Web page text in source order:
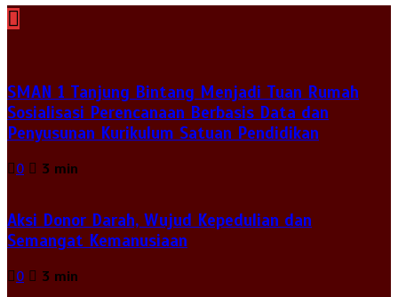
SMAN 1 Tanjung Bintang Menjadi Tuan Rumah
Sosialisasi Perencanaan Berbasis Data dan
Penyusunan Kurikulum Satuan Pendidikan
0 3 min
Aksi Donor Darah, Wujud Kepedulian dan
Semangat Kemanusiaan
0 3 min